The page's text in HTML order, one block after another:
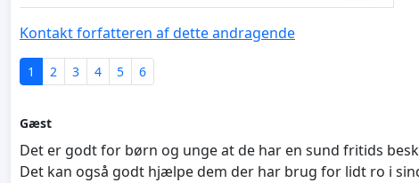
Kontakt forfatteren af dette andragende
1 2 3 4 5 6
Gæst
Det er godt for børn og unge at de har en sund fritids
Det kan også godt hjælpe dem der har brug for lidt ro i